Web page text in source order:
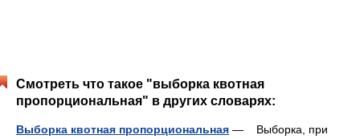
Смотреть что такое "выборка квотная
пропорциональная" в других словарях:
Выборка квотная пропорциональная — Выборка, при